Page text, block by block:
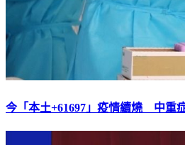
今「本土+61697」疫情續燒 中重